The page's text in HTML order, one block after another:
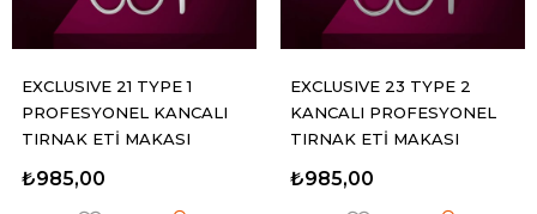
EXCLUSIVE 21 TYPE 1
PROFESYONEL KANCALI
TIRNAK ETİ MAKASI
₺985,00
EXCLUSIVE 23 TYPE 2
KANCALI PROFESYONEL
TIRNAK ETİ MAKASI
₺985,00